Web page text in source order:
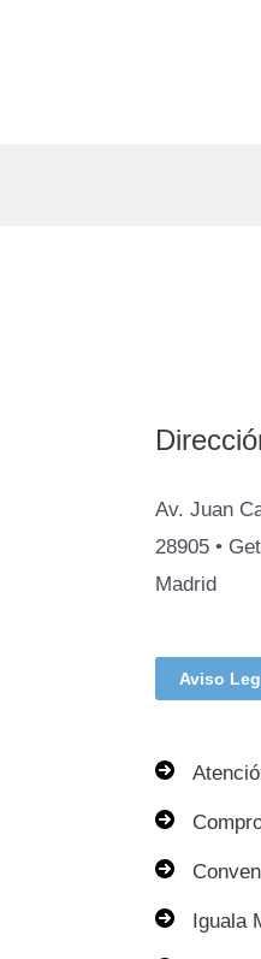
Av. Juan
28905 •
Madrid
Aviso
Iguala